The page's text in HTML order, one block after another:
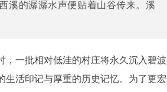
溪的潺潺水声便贴着山谷传来。溪
，一批相对低洼的村庄将永久沉入碧波
生活印记与厚重的历史记忆。为了更宏